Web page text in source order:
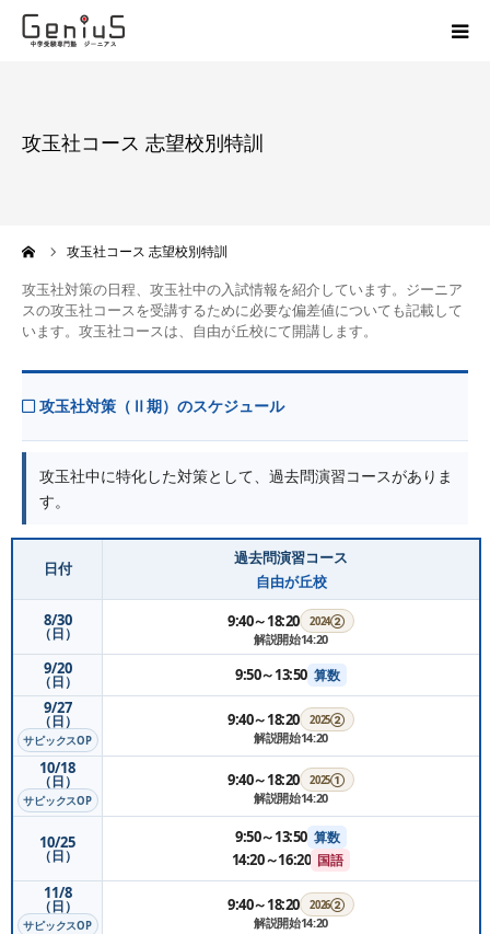
攻玉社コース 志望校別特訓
攻玉社コース 志望校別特訓
攻玉社対策の日程、攻玉社中の入試情報を紹介しています。ジーニア
スの攻玉社コースを受講するために必要な偏差値についても記載して
います。攻玉社コースは、自由が丘校にて開講します。
攻玉社対策（Ⅱ期）のスケジュール
攻玉社中に特化した対策として、過去問演習コースがありま
す。
日付
過去問演習コース
自由が丘校
8/30
（日）
9:40～18:20 2024②
解説開始14:20
9/20
（日） 9:50～13:50 算数
9/27
（日）
サピックスOP
9:40～18:20 2025②
解説開始14:20
10/18
（日）
サピックスOP
9:40～18:20 2025①
解説開始14:20
10/25
（日）
9:50～13:50 算数
14:20～16:20 国語
11/8
（日）
サピックスOP
9:40～18:20 2026②
解説開始14:20
志望校別特訓
模試
動画
教材
お問い合わせ